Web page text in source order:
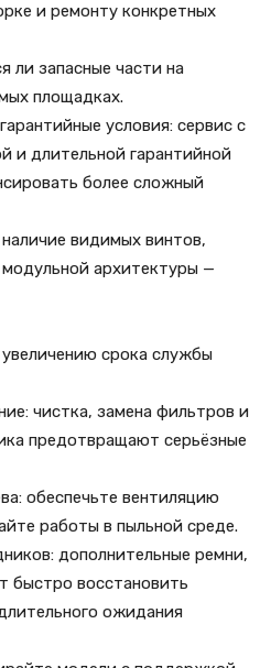
и ремонту конкретных
ли запасные части на
площадках.
условия: сервис с
и длительной гарантийной
более сложный
видимых винтов,
архитектуры —
срока службы
чистка, замена фильтров и
предотвращают серьёзные
обеспечьте вентиляцию
работы в пыльной среде.
дополнительные ремни,
быстро восстановить
ожидания